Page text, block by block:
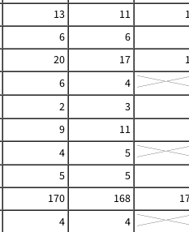
13 11
6
6
20 17
6
4
2
3
9
11
4
5
5
5
170 168
4
4